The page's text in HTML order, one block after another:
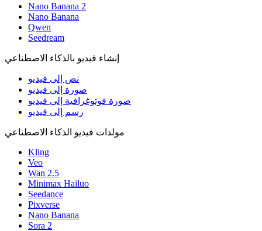
Nano Banana 2
Nano Banana
Qwen
Seedream
إنشاء فيديو بالذكاء الاصطناعي
نص إلى فيديو
صورة إلى فيديو
صورة فوتوغرافية إلى فيديو
رسم إلى فيديو
مولدات فيديو الذكاء الاصطناعي
Kling
Veo
Wan 2.5
Minimax Hailuo
Seedance
Pixverse
Nano Banana
Sora 2